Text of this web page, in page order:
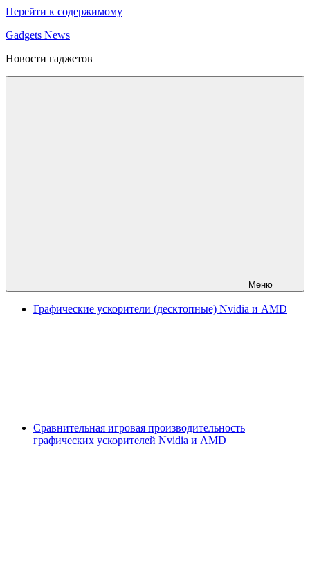
Перейти к содержимому
Gadgets News
Новости гаджетов
Меню
Графические ускорители (десктопные) Nvidia и AMD
Сравнительная игровая производительность
графических ускорителей Nvidia и AMD